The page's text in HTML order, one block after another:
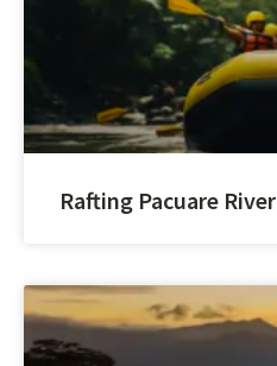
Rafting Pacuare River